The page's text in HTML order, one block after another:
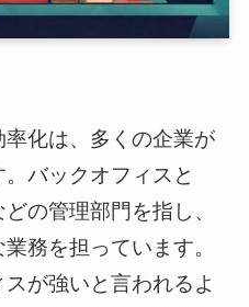
化は、多くの企業が
バックオフィスと
の管理部門を指し、
務を担っています。
が強いと言われるよ